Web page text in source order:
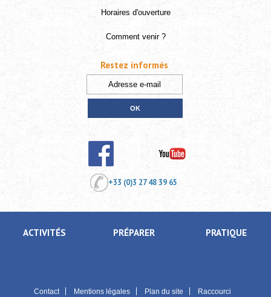
Horaires d'ouverture
Comment venir ?
+33 (0)3 27 48 39 65
ACTIVITÉS PRÉPARER PRATIQUE
Contact Mentions légales Plan du site Raccourci
Restez informés